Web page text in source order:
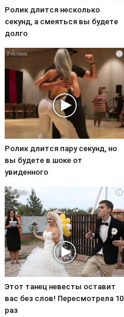
Ролик длится несколько
секунд, а смеяться вы будете
долго
i
Ролик длится пару секунд, но
вы будете в шоке от
увиденного
i
Этот танец невесты оставит
вас без слов! Пересмотрела 10
раз